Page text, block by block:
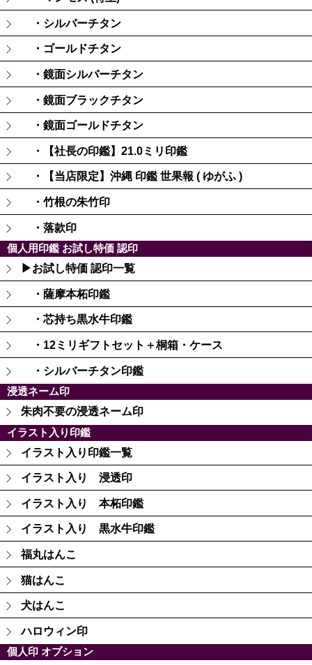
・シルバーチタン
・ゴールドチタン
・鏡面シルバーチタン
・鏡面ブラックチタン
・鏡面ゴールドチタン
・【社長の印鑑】21.0ミリ印鑑
・【当店限定】沖縄 印鑑 世果報 ( ゆがふ )
・竹根の朱竹印
・落款印
個人用印鑑 お試し特価 認印
▶お試し特価 認印一覧
・薩摩本柘印鑑
・芯持ち黒水牛印鑑
・12ミリギフトセット＋桐箱・ケース
・シルバーチタン印鑑
浸透ネーム印
朱肉不要の浸透ネーム印
イラスト入り印鑑
イラスト入り印鑑一覧
イラスト入り 浸透印
イラスト入り 本柘印鑑
イラスト入り 黒水牛印鑑
福丸はんこ
猫はんこ
犬はんこ
ハロウィン印
個人印 オプション